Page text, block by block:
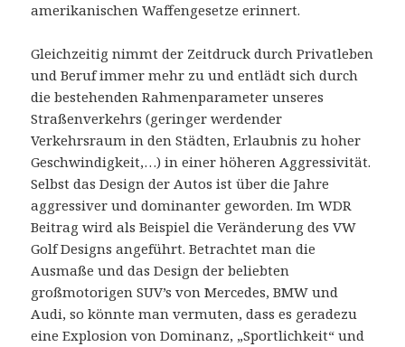
amerikanischen Waffengesetze erinnert.
Gleichzeitig nimmt der Zeitdruck durch Privatleben
und Beruf immer mehr zu und entlädt sich durch
die bestehenden Rahmenparameter unseres
Straßenverkehrs (geringer werdender
Verkehrsraum in den Städten, Erlaubnis zu hoher
Geschwindigkeit,…) in einer höheren Aggressivität.
Selbst das Design der Autos ist über die Jahre
aggressiver und dominanter geworden. Im WDR
Beitrag wird als Beispiel die Veränderung des VW
Golf Designs angeführt. Betrachtet man die
Ausmaße und das Design der beliebten
großmotorigen SUV’s von Mercedes, BMW und
Audi, so könnte man vermuten, dass es geradezu
eine Explosion von Dominanz, „Sportlichkeit“ und